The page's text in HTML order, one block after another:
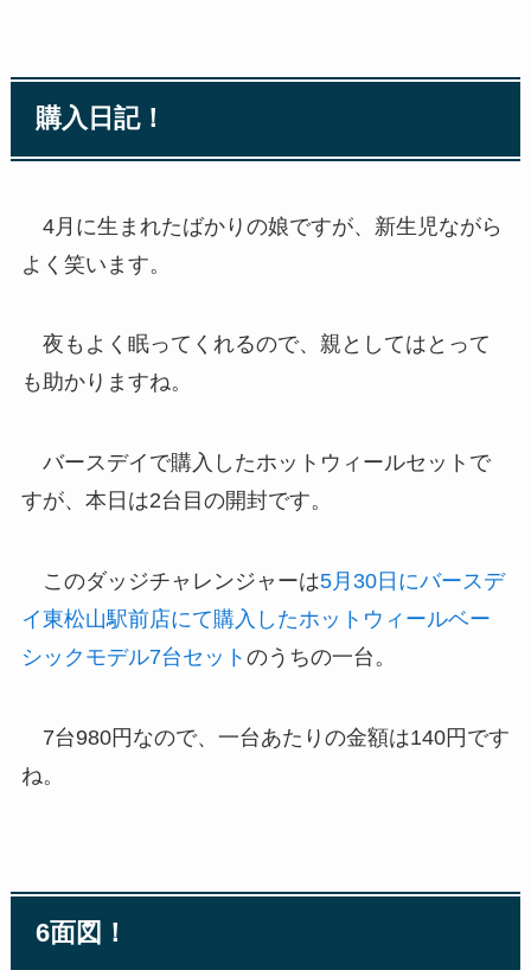
購入日記！
4月に生まれたばかりの娘ですが、新生児ながら
よく笑います。
夜もよく眠ってくれるので、親としてはとって
も助かりますね。
バースデイで購入したホットウィールセットで
すが、本日は2台目の開封です。
このダッジチャレンジャーは5月30日にバースデ
イ東松山駅前店にて購入したホットウィールベー
シックモデル7台セット のうちの一台。
7台980円なので、一台あたりの金額は140円です
ね。
6面図！